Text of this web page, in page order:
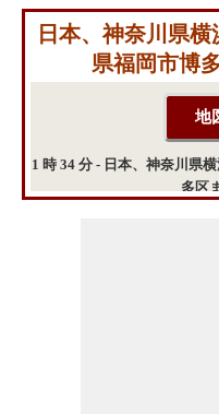
日本、神奈川県
県福岡市博
1 時 34 分 - 日本、神奈川県
多区